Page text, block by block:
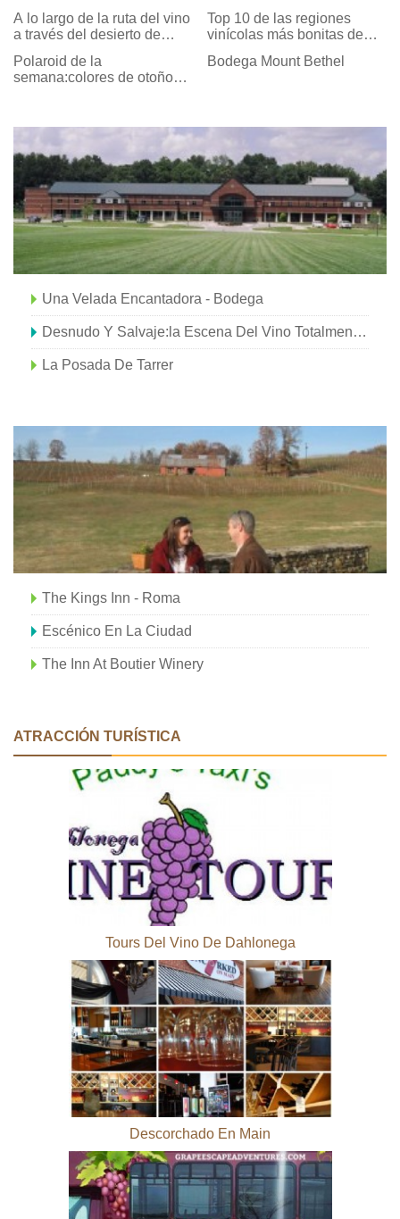
A lo largo de la ruta del vino
a través del desierto de
Top 10 de las regiones
vinícolas más bonitas de
Polaroid de la
semana:colores de otoño
Bodega Mount Bethel
Una Velada Encantadora - Bodega
Desnudo Y Salvaje:la Escena Del Vino Totalmente Natural En Georgia
La Posada De Tarrer
The Kings Inn - Roma
Escénico En La Ciudad
The Inn At Boutier Winery
ATRACCIÓN TURÍSTICA
Tours Del Vino De Dahlonega
Descorchado En Main